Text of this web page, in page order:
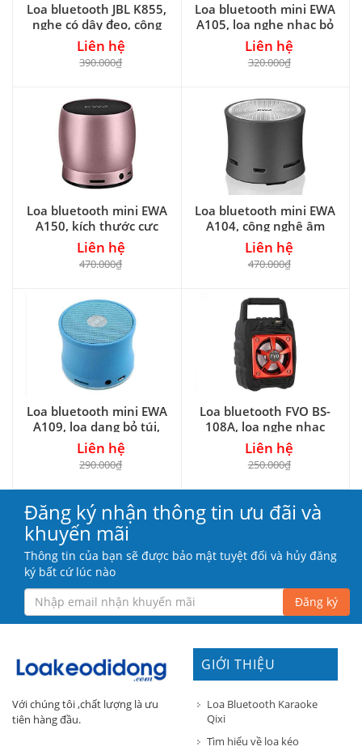
Loa bluetooth JBL K855,
nghe có dây đeo, công
suất 6W
Liên hệ
390.000₫
Loa bluetooth mini EWA
A105, loa nghe nhạc bỏ
túi, RMS 8W
Liên hệ
320.000₫
Loa bluetooth mini EWA
A150, kích thước cực
nhỏ, RMS 5W
Liên hệ
470.000₫
Loa bluetooth mini EWA
A104, công nghệ âm
thanh vòm cực hay
Liên hệ
470.000₫
Loa bluetooth mini EWA
A109, loa dạng bỏ túi,
công suất 3W
Liên hệ
290.000₫
Loa bluetooth FVO BS-
108A, loa nghe nhạc
dạng xách tay
Liên hệ
250.000₫
Đăng ký nhận thông tin ưu đãi và
khuyến mãi
Thông tin của bạn sẽ được bảo mật tuyệt đối và hủy đăng
ký bất cứ lúc nào
Đăng ký
Với chúng tôi ,chất lượng là ưu
tiên hàng đầu.
GIỚI THIỆU
Loa Bluetooth Karaoke
Qixi
Tìm hiểu về loa kéo